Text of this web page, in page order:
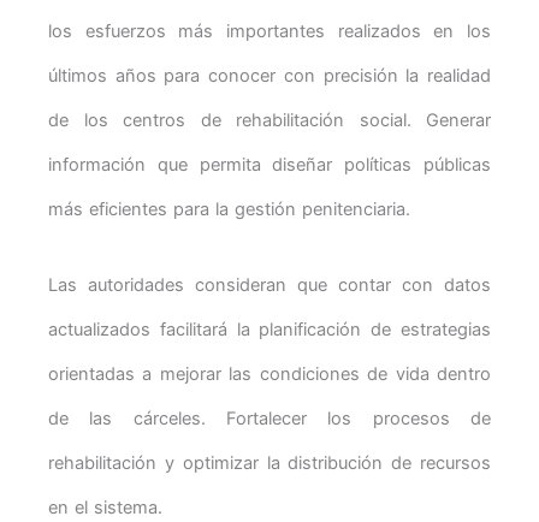
los esfuerzos más importantes realizados en los
últimos años para conocer con precisión la realidad
de los centros de rehabilitación social. Generar
información que permita diseñar políticas públicas
más eficientes para la gestión penitenciaria.
Las autoridades consideran que contar con datos
actualizados facilitará la planificación de estrategias
orientadas a mejorar las condiciones de vida dentro
de las cárceles. Fortalecer los procesos de
rehabilitación y optimizar la distribución de recursos
en el sistema.